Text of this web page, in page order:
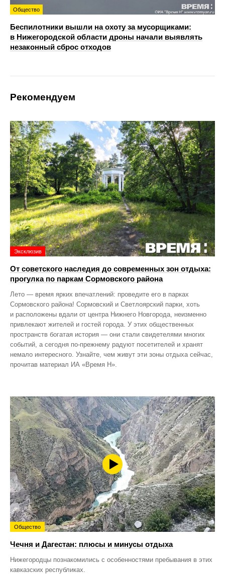
Общество
Беспилотники вышли на охоту за мусорщиками:
в Нижегородской области дроны начали выявлять
незаконный сброс отходов
Рекомендуем
Эксклюзив
От советского наследия до современных зон отдыха:
прогулка по паркам Сормовского района
Лето — время ярких впечатлений: проведите его в парках
Сормовского района! Сормовский и Светлоярский парки, хоть
и расположены вдали от центра Нижнего Новгорода, неизменно
привлекают жителей и гостей города. У этих общественных
пространств богатая история — они стали свидетелями многих
событий, а сегодня по‑прежнему радуют посетителей и хранят
немало интересного. Узнайте, чем живут эти зоны отдыха сейчас,
прочитав материал ИА «Время Н».
Общество
Чечня и Дагестан: плюсы и минусы отдыха
Нижегородцы познакомились с особенностями пребывания в этих
кавказских республиках.